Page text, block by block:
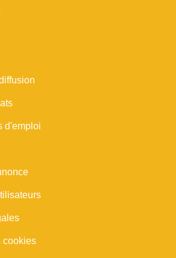
d'emploi
cookies